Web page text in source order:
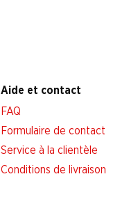
Aide et contact
FAQ
Formulaire de contact
Service à la clientèle
Conditions de livraison